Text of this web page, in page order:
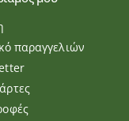
παραγγελιών